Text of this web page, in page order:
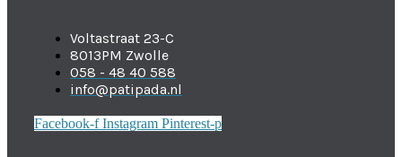
Voltastraat 23-C
8013PM Zwolle
058 - 48 40 588
info@patipada.nl
Facebook-f Instagram Pinterest-p